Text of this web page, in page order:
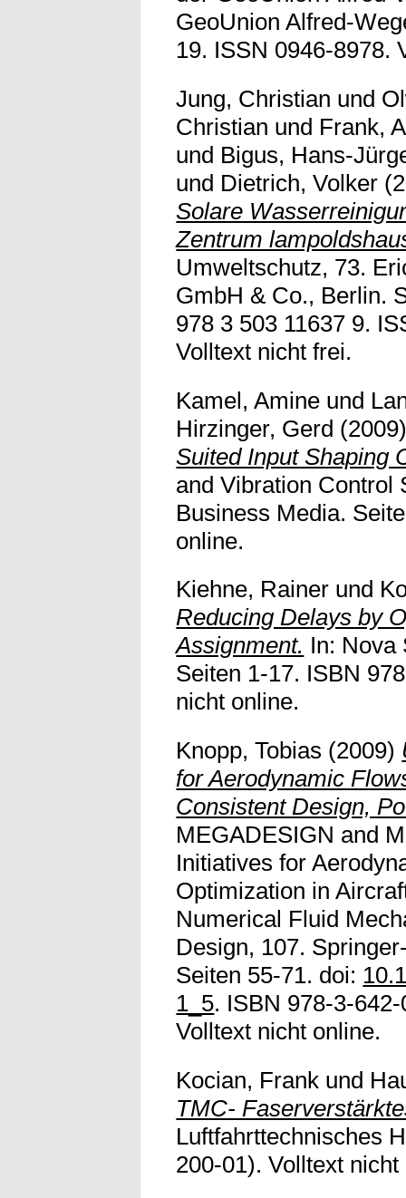
GeoUnion Alfred-
19. ISSN 0946-8978.
Jung, Christian und
Christian und Frank,
und Bigus, Hans-
und Dietrich, Volker
Solare
Zentrum
Umweltschutz, 73.
GmbH & Co., Berlin.
978 3 503 11637 9.
Volltext nicht frei.
Kamel, Amine und
Hirzinger, Gerd
Suited Input Shaping
and Vibration Control
Business Media.
online.
Kiehne, Rainer und
Reducing Delays by
Assignment. In: Nova
Seiten 1-17. ISBN
nicht online.
Knopp, Tobias (2009)
for Aerodynamic
Consistent Design,
MEGADESIGN and
Initiatives for
Optimization in
Numerical Fluid
Design, 107.
Seiten 55-71. doi:
1_5. ISBN 978-3-
Volltext nicht online.
Kocian, Frank und
TMC-
Luftfahrttechnisches
200-01). Volltext nicht